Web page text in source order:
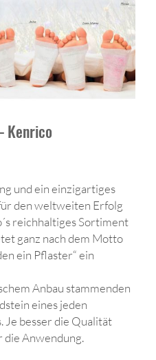
Kenrico
und ein einzigartiges
den weltweiten Erfolg
reichhaltiges Sortiment
ganz nach dem Motto
ein Pflaster“ ein
Anbau stammenden
eines jeden
besser die Qualität
Anwendung.